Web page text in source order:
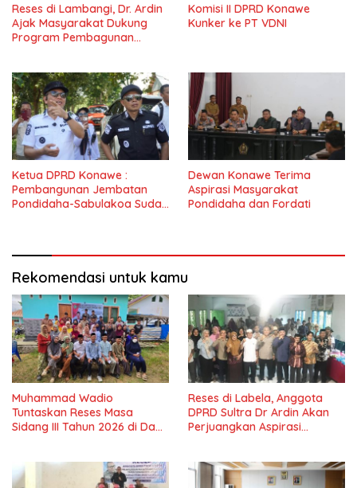
Reses di Lambangi, Dr. Ardin
Ajak Masyarakat Dukung
Program Pembagunan
Komisi II DPRD Konawe
Kunker ke PT VDNI
Ketua DPRD Konawe :
Pembangunan Jembatan
Pondidaha-Sabulakoa Sudah
Dewan Konawe Terima
Aspirasi Masyarakat
Pondidaha dan Fordati
Rekomendasi untuk kamu
Muhammad Wadio
Tuntaskan Reses Masa
Sidang III Tahun 2026 di Dapil
Reses di Labela, Anggota
DPRD Sultra Dr Ardin Akan
Perjuangkan Aspirasi